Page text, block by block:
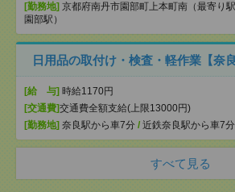
[勤務地] 京都府南丹市園部町上本町南（最寄り駅
園部駅）
日用品の取付け・検査・軽作業【奈
[給 与] 時給1170円
[交通費]交通費全額支給(上限13000円)
[勤務地] 奈良駅から車7分 / 近鉄奈良駅から車7分
すべて見る